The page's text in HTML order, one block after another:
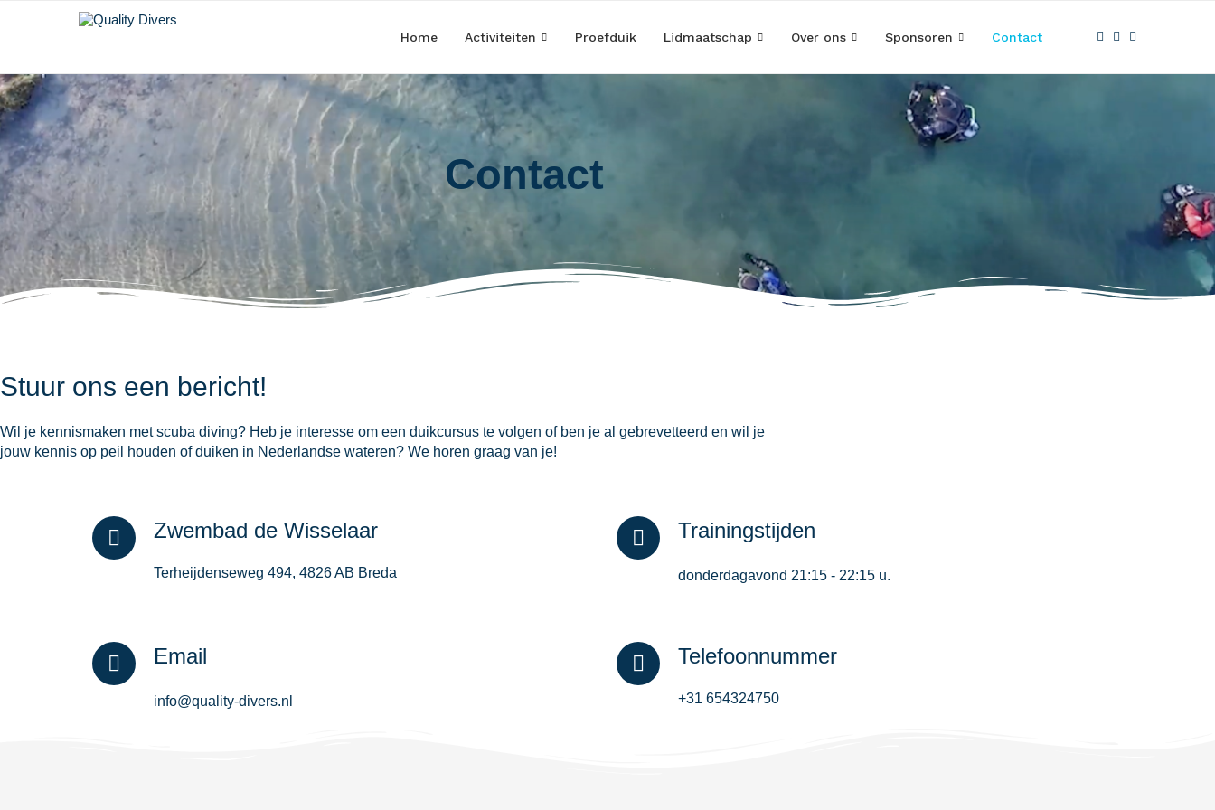
Home Activiteiten Proefduik Lidmaatschap Over ons Sponsoren Contact
Contact
Stuur ons een bericht!
Wil je kennismaken met scuba diving? Heb je interesse om een duikcursus te volgen of ben je al gebrevetteerd en wil je
jouw kennis op peil houden of duiken in Nederlandse wateren? We horen graag van je!
Zwembad de Wisselaar
Terheijdenseweg 494, 4826 AB Breda
Trainingstijden
donderdagavond 21:15 - 22:15 u.
Email
info@quality-divers.nl
Telefoonnummer
+31 654324750